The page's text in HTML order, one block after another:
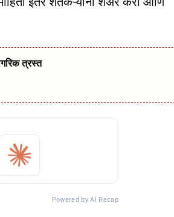
त्रस्त
Powered by AI Recap